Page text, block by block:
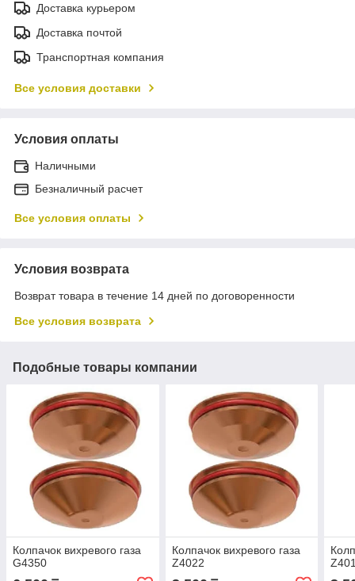
Доставка курьером
Доставка почтой
Транспортная компания
Все условия доставки
Условия оплаты
Наличными
Безналичный расчет
Все условия оплаты
Условия возврата
Возврат товара в течение 14 дней по договоренности
Все условия возврата
Подобные товары компании
Колпачок вихревого газа
G4350
Колпачок вихревого газа
Z4022